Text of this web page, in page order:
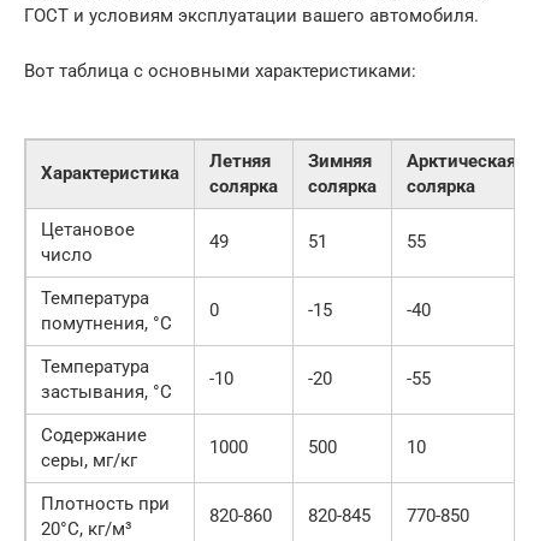
ГОСТ и условиям эксплуатации вашего автомобиля.
Вот таблица с основными характеристиками:
Характеристика
Летняя
солярка
Зимняя
солярка
Арктическая
солярка
Цетановое
число
49 51 55
Температура
помутнения, °C
0 -15 -40
Температура
застывания, °C
-10 -20 -55
Содержание
серы, мг/кг
1000 500 10
Плотность при
20°C, кг/м³
820-860 820-845 770-850